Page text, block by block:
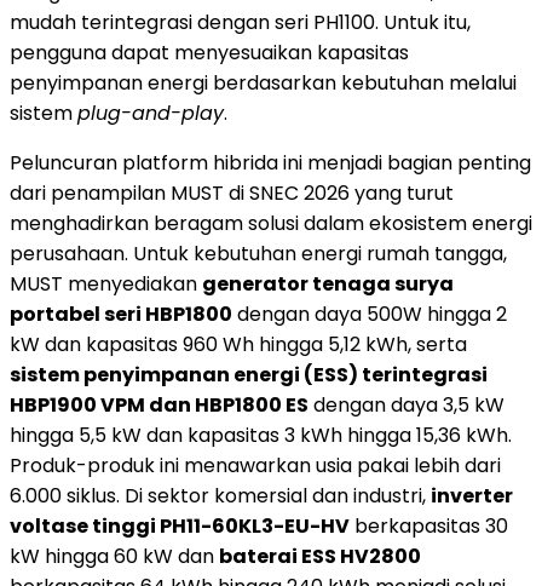
mudah terintegrasi dengan seri PH1100. Untuk itu,
pengguna dapat menyesuaikan kapasitas
penyimpanan energi berdasarkan kebutuhan melalui
sistemplug-and-play.
Peluncuran platform hibrida ini menjadi bagian penting
dari penampilan MUST di SNEC 2026 yang turut
menghadirkan beragam solusi dalam ekosistem energi
perusahaan. Untuk kebutuhan energi rumah tangga,
MUST menyediakan generator tenaga surya
portabel seri HBP1800 dengan daya 500W hingga 2
kW dan kapasitas 960 Wh hingga 5,12 kWh, serta
sistem penyimpanan energi (ESS) terintegrasi
HBP1900 VPM dan HBP1800 ES dengan daya 3,5 kW
hingga 5,5 kW dan kapasitas 3 kWh hingga 15,36 kWh.
Produk-produk ini menawarkan usia pakai lebih dari
6.000 siklus. Di sektor komersial dan industri, inverter
voltase tinggi PH11-60KL3-EU-HV berkapasitas 30
kW hingga 60 kW dan baterai ESS HV2800